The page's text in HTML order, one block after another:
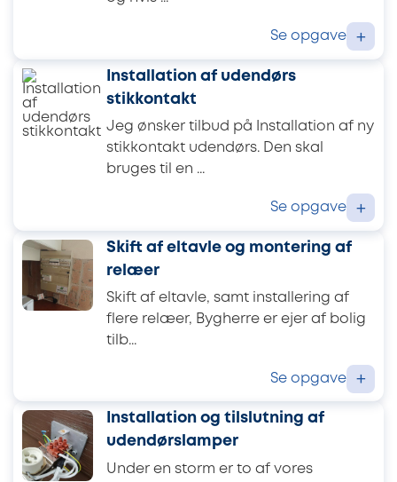
Se opgave +
Installation af udendørs
stikkontakt
Jeg ønsker tilbud på Installation af ny
stikkontakt udendørs. Den skal
bruges til en ...
Se opgave +
Skift af eltavle og montering af
relæer
Skift af eltavle, samt installering af
flere relæer, Bygherre er ejer af bolig
tilb...
Se opgave +
Installation og tilslutning af
udendørslamper
Under en storm er to af vores